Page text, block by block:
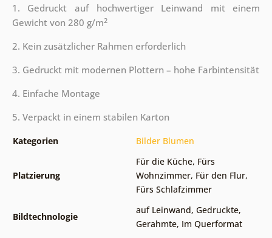
1. Gedruckt auf hochwertiger Leinwand mit einem
Gewicht von 280 g/m2
2. Kein zusätzlicher Rahmen erforderlich
3. Gedruckt mit modernen Plottern – hohe Farbintensität
4. Einfache Montage
5. Verpackt in einem stabilen Karton
Kategorien Bilder Blumen
Platzierung
Für die Küche, Fürs
Wohnzimmer, Für den Flur,
Fürs Schlafzimmer
Bildtechnologie
auf Leinwand, Gedruckte,
Gerahmte, Im Querformat